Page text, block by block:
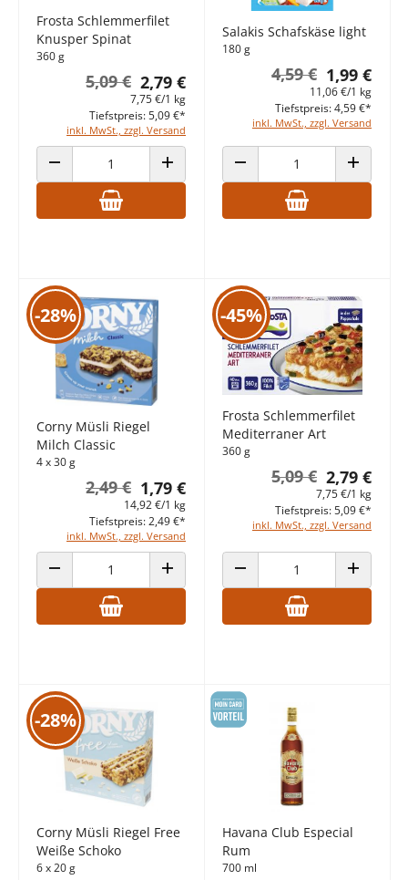
Frosta Schlemmerfilet
Knusper Spinat
360 g
2,79 €
5,09 €
7,75 €/1 kg
inkl. MwSt., zzgl. Versand
Tiefstpreis: 5,09 €*
ANZAHL VERRINGERN ANZAHL ERHÖHEN
Salakis Schafskäse light
180 g
1,99 €
4,59 €
11,06 €/1 kg
inkl. MwSt., zzgl. Versand
Tiefstpreis: 4,59 €*
ANZAHL VERRINGERN ANZAHL
-28%
Corny Müsli Riegel
Milch Classic
4 x 30 g
1,79 €
2,49 €
14,92 €/1 kg
inkl. MwSt., zzgl. Versand
Tiefstpreis: 2,49 €*
ANZAHL VERRINGERN ANZAHL ERHÖHEN
-45%
Frosta Schlemmerfilet
Mediterraner Art
360 g
2,79 €
5,09 €
7,75 €/1 kg
inkl. MwSt., zzgl. Versand
Tiefstpreis: 5,09 €*
ANZAHL VERRINGERN ANZAHL
-28%
Corny Müsli Riegel Free
Weiße Schoko
6 x 20 g
Havana Club Especial
Rum
700 ml